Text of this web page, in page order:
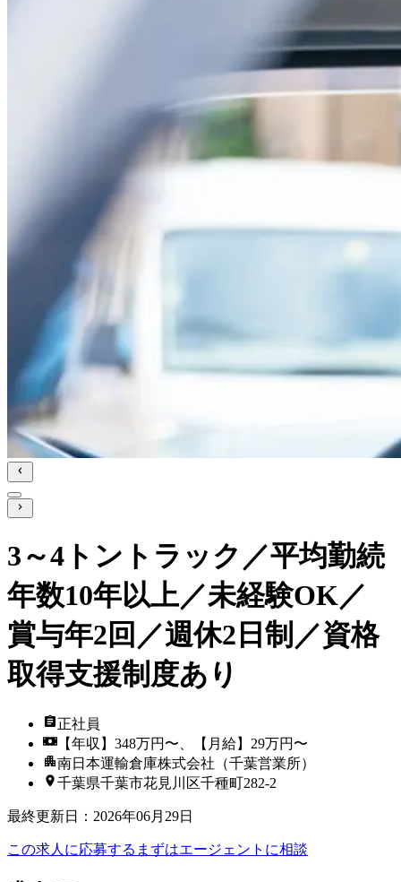
3～4トントラック／平均勤続
年数10年以上／未経験OK／
賞与年2回／週休2日制／資格
取得支援制度あり
正社員
【年収】348万円〜、【月給】29万円〜
南日本運輸倉庫株式会社（千葉営業所）
千葉県千葉市花見川区千種町282-2
最終更新日 ： 2026年06月29日
この求人に応募する まずはエージェントに相談